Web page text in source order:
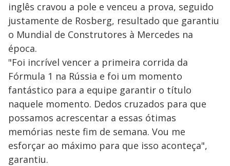
inglês cravou a pole e venceu a prova, seguido
justamente de Rosberg, resultado que garantiu
o Mundial de Construtores à Mercedes na
época.
"Foi incrível vencer a primeira corrida da
Fórmula 1 na Rússia e foi um momento
fantástico para a equipe garantir o título
naquele momento. Dedos cruzados para que
possamos acrescentar a essas ótimas
memórias neste fim de semana. Vou me
esforçar ao máximo para que isso aconteça",
garantiu.